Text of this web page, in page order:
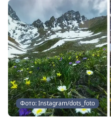
Фото: Instagram/dots_foto